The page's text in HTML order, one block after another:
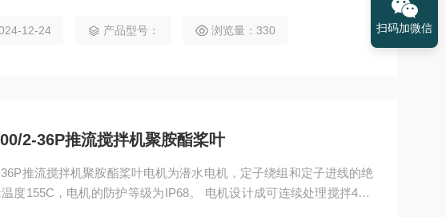
12-24 产品型号： 浏览量：330
2-36P推流搅拌机聚胺酯桨叶
推流搅拌机聚胺酯桨叶电机为潜水电机，定子绕组和定子进线的绝
度155C，电机的防护等级为IP68。 电机设计成可连续处理搅拌40C
扫码加微信